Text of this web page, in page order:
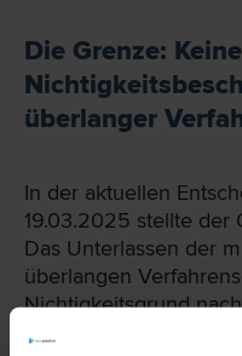
Die Grenze: Keine
überlanger
In der aktuellen
19.03.2025 stellte der
Das Unterlassen der
überlangen
Nichtigkeitsgrund
StPO
, sondern ein